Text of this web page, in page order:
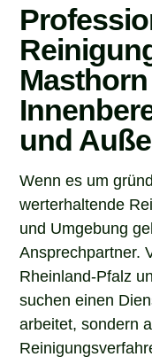
und
Wenn es um
werterhaltende
und Umgebung
Ansprechpartner.
Rheinland-Pfalz
suchen einen
arbeitet, sondern